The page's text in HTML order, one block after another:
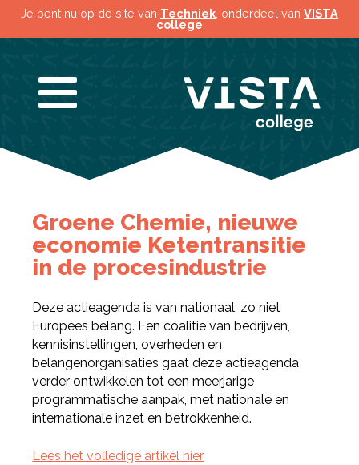
Je bent nu op de site van Techniek , onderdeel van VISTA
college
Groene Chemie, nieuwe
economie Ketentransitie
in de procesindustrie
Deze actieagenda is van nationaal, zo niet
Europees belang. Een coalitie van bedrijven,
kennisinstellingen, overheden en
belangenorganisaties gaat deze actieagenda
verder ontwikkelen tot een meerjarige
programmatische aanpak, met nationale en
internationale inzet en betrokkenheid.
Lees het volledige artikel hier